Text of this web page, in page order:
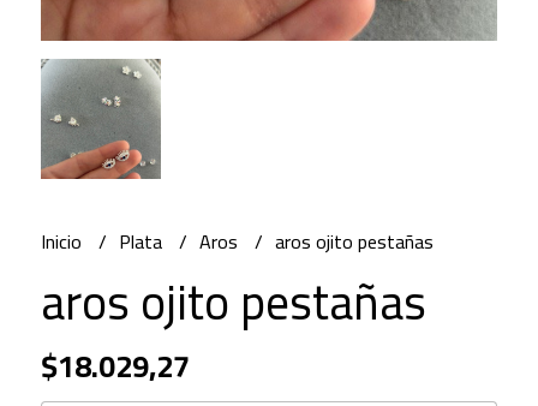
Inicio Plata Aros aros ojito pestañas
aros ojito pestañas
$18.029,27